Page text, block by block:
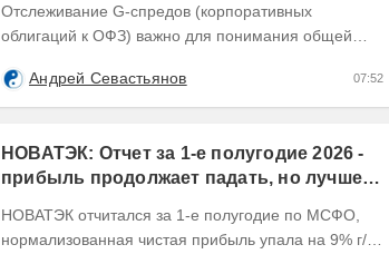
Отслеживание G-спредов (корпоративных
облигаций к ОФЗ) важно для понимания общей
отражающей текущую...
Андрей Севастьянов 07:52
НОВАТЭК: Отчет за 1-е полугодие 2026 -
прибыль продолжает падать, но лучшее
НОВАТЭК отчитался за 1-е полугодие по МСФО,
нормализованная чистая прибыль упала на 9% г/г